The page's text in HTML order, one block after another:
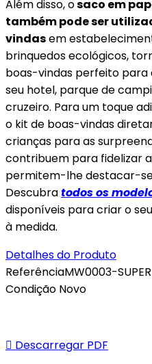
Além disso, osaco em
também pode ser
vindasem
brinquedos ecológicos,
boas-vindas perfeito para
seu hotel, parque de
cruzeiro. Para um toque
o kit de boas-vindas
crianças para as
contribuem para fidelizar
permitem-lhe destacar-
Descubratodos os
disponíveis para criar o
à medida.
Detalhes do Produto
ReferênciaMW0003-
Condição Novo
 Descarregar PDF